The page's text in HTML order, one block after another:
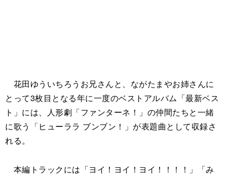
花田ゆういちろうお兄さんと、ながたまやお姉さんに
とって3枚目となる年に一度のベストアルバム「最新ベス
ト」には、人形劇「ファンターネ！」の仲間たちと一緒
に歌う「ヒューララ ブンブン！」が表題曲として収録さ
れる。
本編トラックには「ヨイ！ヨイ！ヨイ！！！！」「み